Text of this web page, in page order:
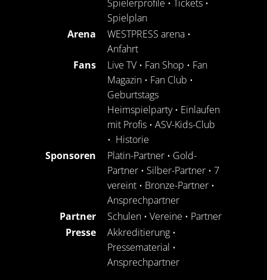
Spielerprofile • Tickets •
Spielplan
Arena
WESTPRESS arena •
Anfahrt
Fans
Live TV • Fan Shop • Fan
Magazin • Fan Club •
Geburtstags
Heimspielparty• Einlaufen
mit Profis • ASV-Kids-Club
• Historie
Sponsoren
Platin-Partner • Gold-
Partner • Silber-Partner • 7
vereint • Bronze-Partner •
Ansprechpartner
Partner
Schulen • Vereine • Partner
Presse
Akkreditierung •
Pressematerial •
Ansprechpartner